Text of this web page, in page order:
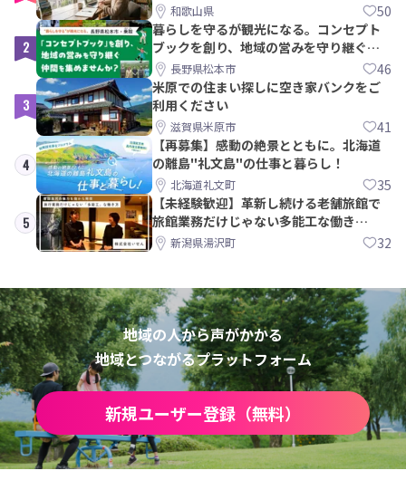
和歌山県 50
2
暮らしを守るが観光になる。コンセプト
ブックを創り、地域の営みを守り継ぐ仲
間を集めませんか？
長野県松本市 46
3
米原での住まい探しに空き家バンクをご
利用ください
滋賀県米原市 41
4
【再募集】感動の絶景とともに。北海道
の離島"礼文島"の仕事と暮らし！
北海道礼文町 35
5
【未経験歓迎】革新し続ける老舗旅館で
旅館業務だけじゃない多能工な働き
方。 株式会社いせん
新潟県湯沢町 32
地域の人から声がかかる
地域とつながるプラットフォーム
新規ユーザー登録（無料）